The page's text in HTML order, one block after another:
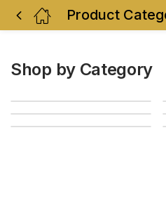
Shop by Category